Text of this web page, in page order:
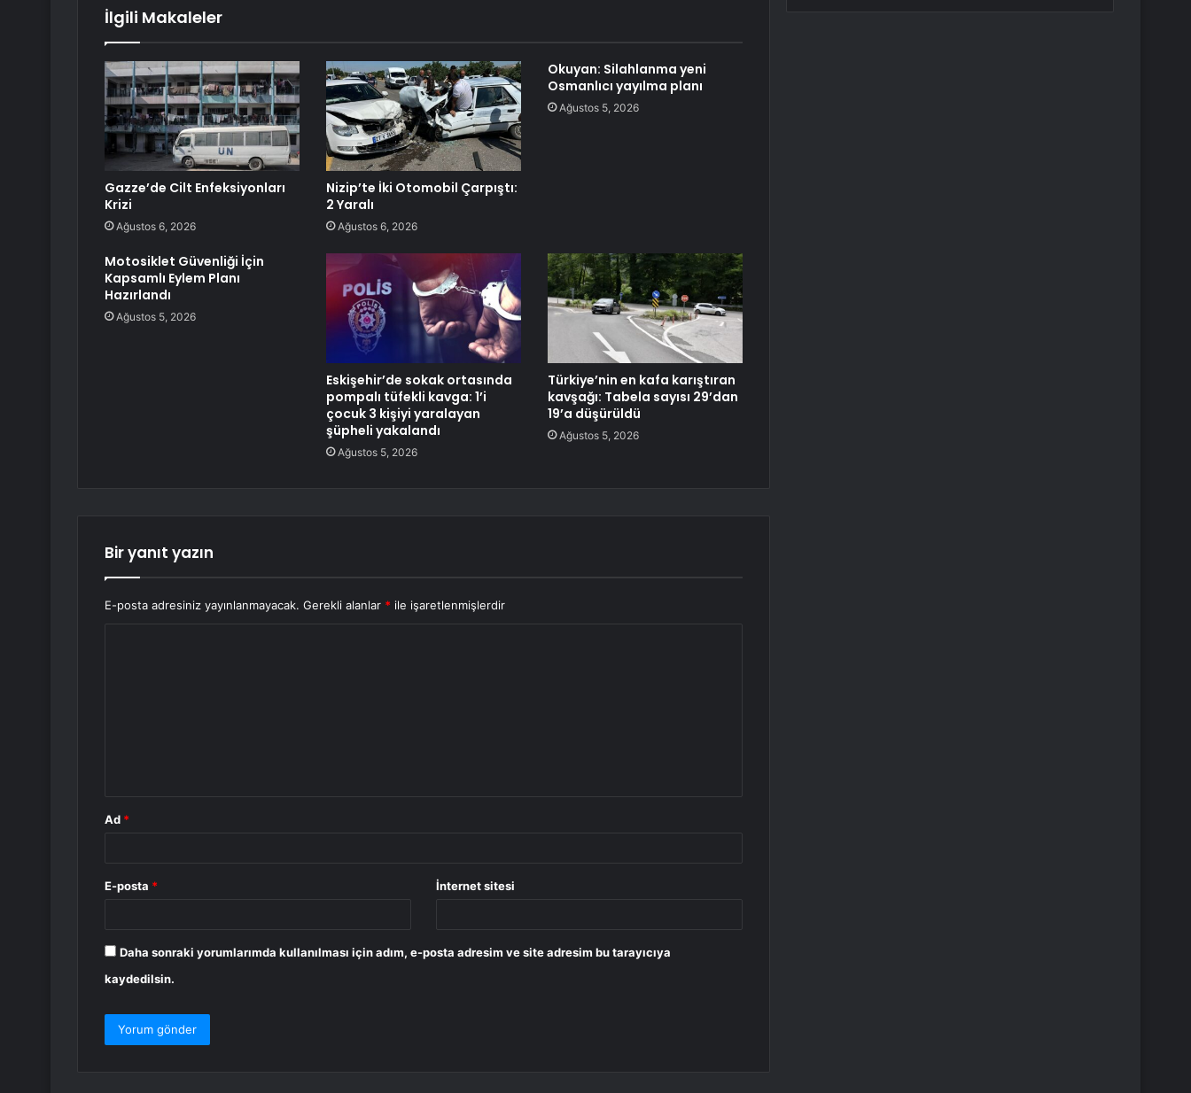
İlgili Makaleler
Gazze’de Cilt Enfeksiyonları
Krizi
Ağustos 6, 2026
Nizip’te İki Otomobil Çarpıştı:
2 Yaralı
Ağustos 6, 2026
Okuyan: Silahlanma yeni
Osmanlıcı yayılma planı
Ağustos 5, 2026
Motosiklet Güvenliği İçin
Kapsamlı Eylem Planı
Hazırlandı
Ağustos 5, 2026
Eskişehir’de sokak ortasında
pompalı tüfekli kavga: 1’i
çocuk 3 kişiyi yaralayan
şüpheli yakalandı
Ağustos 5, 2026
Türkiye’nin en kafa karıştıran
kavşağı: Tabela sayısı 29’dan
19’a düşürüldü
Ağustos 5, 2026
Bir yanıt yazın
E-posta adresiniz yayınlanmayacak. Gerekli alanlar * ile işaretlenmişlerdir
Ad *
E-posta * İnternet sitesi
Daha sonraki yorumlarımda kullanılması için adım, e-posta adresim ve site adresim bu tarayıcıya
kaydedilsin.